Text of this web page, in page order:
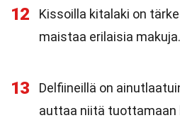
12
Kissoilla kitalaki on
maistaa erilaisia makuja.
13
Delfiineillä on
auttaa niitä tuottamaan